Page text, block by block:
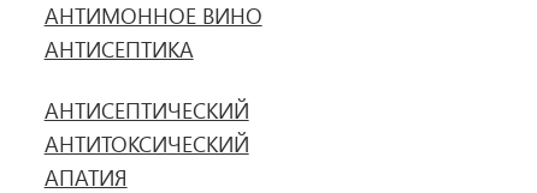
АНТИМОННОЕ ВИНО
АНТИСЕПТИКА
АНТИСЕПТИЧЕСКИЙ
АНТИТОКСИЧЕСКИЙ
АПАТИЯ